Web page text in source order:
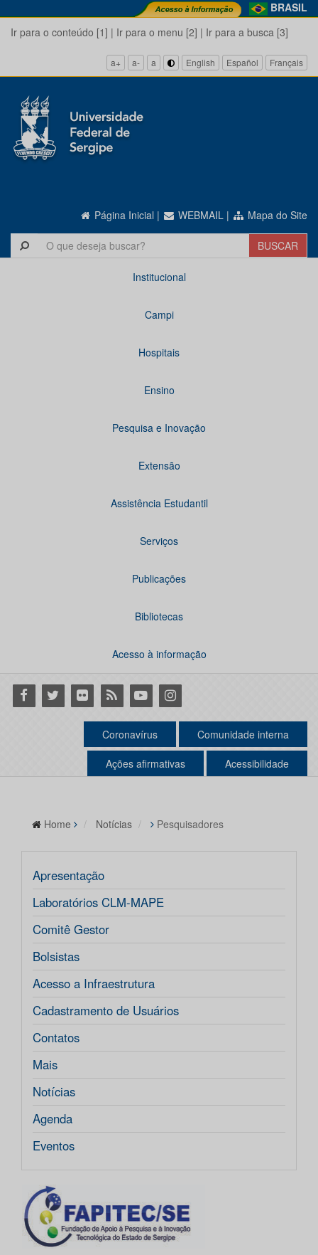
BRASIL
Ir para o conteúdo [1] | Ir para o menu [2] | Ir para a busca [3]
a+ a- a English Español Français
Página Inicial | WEBMAIL | Mapa do Site
Institucional
Campi
Hospitais
Ensino
Pesquisa e Inovação
Extensão
Assistência Estudantil
Serviços
Publicações
Bibliotecas
Acesso à informação
Facebook
Twitter Flickr RSS YoutubeInstagram
Coronavírus Comunidade interna
Ações afirmativas Acessibilidade
Home Notícias Pesquisadores
Apresentação
Laboratórios CLM-MAPE
Comitê Gestor
Bolsistas
Acesso a Infraestrutura
Cadastramento de Usuários
Contatos
Mais
Notícias
Agenda
Eventos